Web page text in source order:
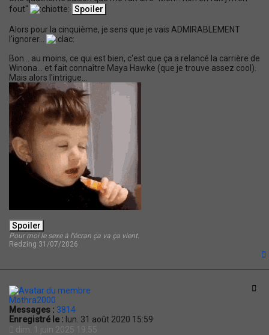
fout"
Alors pour la cinquième, je sens que je vais ADMIRABLEMENT
l'ignorer...
Bon... au moins, ce qui est bien, c'est que ça a relancé la carrière de
Winona... et fait connaître Maya Hawke (que je trouve assez cool).
Mais alors l'intrigue...
Pour moi le sexe à l'écran ça va ça vient.
Redzing 31/07/2026
Mothra2000
Messages : 3814
Enregistré le : lun. 31 août 2020 15:59
dim. 1 juin 2025 19:55